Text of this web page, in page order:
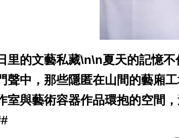
里的文藝私藏\n\n夏天的記憶
聲中，那些隱匿在山間的藝廂
室與藝術容器作品環抱的空間